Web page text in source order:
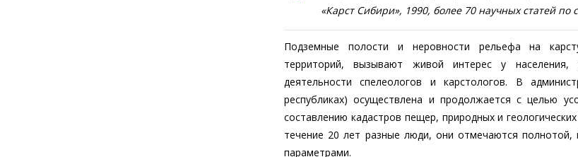
«Карст Сибири», 1990, более 70 научных статей по
Подземные полости и неровности рельефа на
территорий, вызывают живой интерес у населения,
деятельности спелеологов и карстологов. В
республиках) осуществлена и продолжается с целью
составлению кадастров пещер, природных и
течение 20 лет разные люди, они отмечаются
параметрами.